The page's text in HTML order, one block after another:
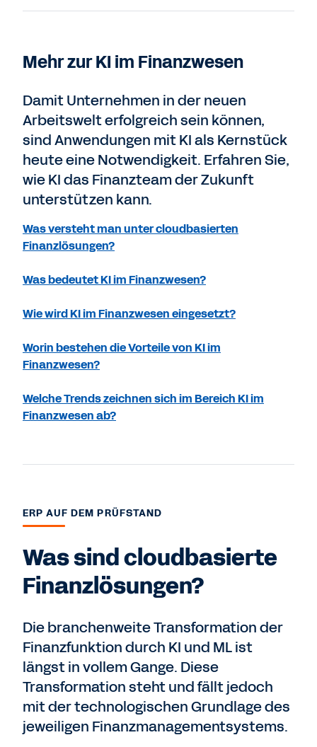
Mehr zur KI im Finanzwesen
Damit Unternehmen in der neuen
Arbeitswelt erfolgreich sein können,
sind Anwendungen mit KI als Kernstück
heute eine Notwendigkeit. Erfahren Sie,
wie KI das Finanzteam der Zukunft
unterstützen kann.
Was versteht man unter cloudbasierten
Finanzlösungen?
Was bedeutet KI im Finanzwesen?
Wie wird KI im Finanzwesen eingesetzt?
Worin bestehen die Vorteile von KI im
Finanzwesen?
Welche Trends zeichnen sich im Bereich KI im
Finanzwesen ab?
ERP AUF DEM PRÜFSTAND
Was sind cloudbasierte
Finanzlösungen?
Die branchenweite Transformation der
Finanzfunktion durch KI und ML ist
längst in vollem Gange. Diese
Transformation steht und fällt jedoch
mit der technologischen Grundlage des
jeweiligen Finanzmanagementsystems.